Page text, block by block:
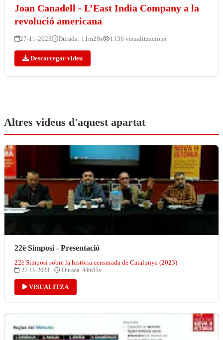
Joan Canadell - L’East India Company a la
revolució americana
27-11-2023 Durada: 11m29s 1136 visualitzacions
Descarregar videu
Altres videus d'aquest apartat
22è Simposi - Presentació
22è Simposi sobre la història censurada de Catalunya (2023)
27-11-2023 · Durada: 44m15s
VISUALITZA